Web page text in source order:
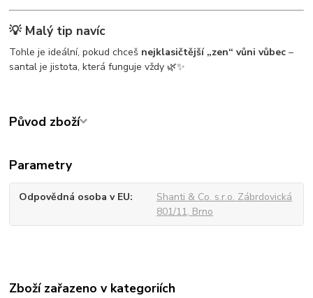
💡 Malý tip navíc
Tohle je ideální, pokud chceš nejklasičtější „zen“ vůni vůbec –
santal je jistota, která funguje vždy 🌿✨
Původ zboží
Parametry
Odpovědná osoba v EU
Shanti & Co. s.r.o. Zábrdovická
801/11, Brno
Zboží zařazeno v kategoriích